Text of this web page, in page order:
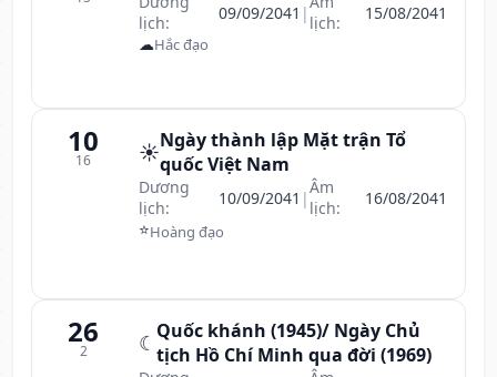
lịch:
09/09/2041 |lịch:
15/08/2041
☁Hắc đạo
10
16 ☀️Ngày thành lập Mặt trận Tổ
quốc Việt Nam
Dương
lịch:
10/09/2041 |Âm
lịch:
16/08/2041
⭐Hoàng đạo
26
2 ☾ Quốc khánh (1945)/ Ngày Chủ
tịch Hồ Chí Minh qua đời (1969)